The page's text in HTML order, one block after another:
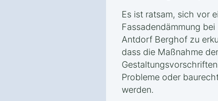
Es ist ratsam, sich vor
Fassadendämmung
Antdorf Berghof zu
dass die Maßnahme
Probleme oder
werden.